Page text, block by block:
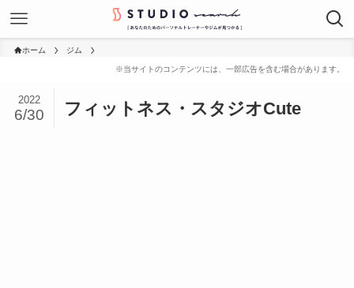
ホーム ジム
フィットネス・スタジオCute
2022
6/30